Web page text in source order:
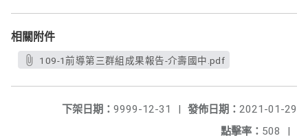
相關附件
109-1前導第三群組成果報告-介壽國中.pdf
發佈日期： 2021-01-29
下架日期： 9999-12-31
|
點擊率： 508 |